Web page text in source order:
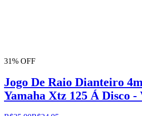
31% OFF
Jogo De Raio Dianteiro
Yamaha Xtz 125 Á Disco